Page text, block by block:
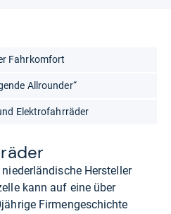
niederländische Hersteller
kann auf eine über
Firmengeschichte
Fahrkomfort
Allrounder“
Elektrofahrräder